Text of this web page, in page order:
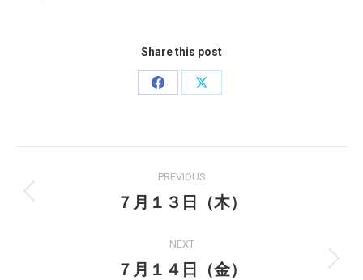
Share this post
Share
Share
navigation
PREVIOUS
Previous
７月１３日（木）
NEXT
Next
７月１４日（金）